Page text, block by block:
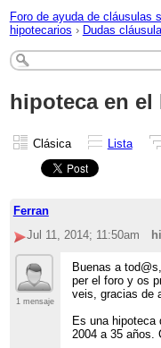
Foro de ayuda de cláusulas
hipotecarios › Dudas
hipoteca en el
Clásica Lista
Ferran
Jul 11, 2014; 11:50am
1 mensaje
Buenas a
per el foro y os
veis, gracias de
Es una hipoteca
2004 a 35 años.